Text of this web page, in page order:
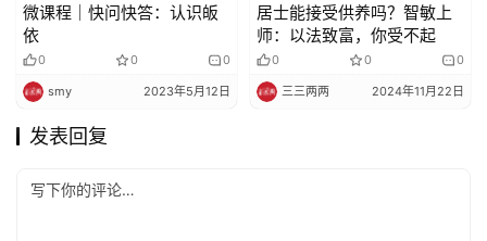
微课程｜快问快答：认识皈
依
0 0 0
smy 2023年5月12日
居士能接受供养吗？智敏上
师：以法致富，你受不起
0 0 0
三三两两 2024年11月22日
发表回复